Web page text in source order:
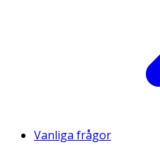
Vanliga frågor